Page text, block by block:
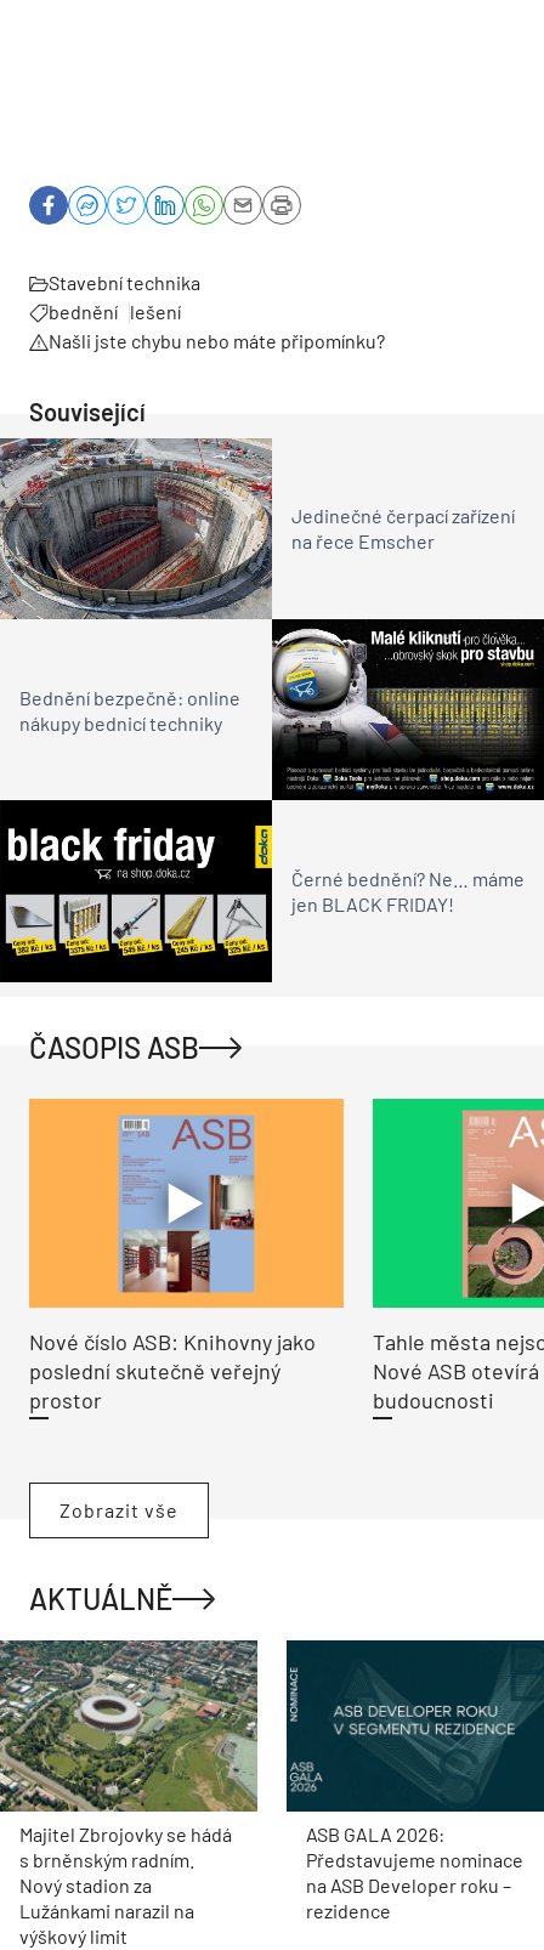
Stavební technika
bednění lešení
Našli jste chybu nebo máte připomínku?
Související
Jedinečné čerpací zařízení
na řece Emscher
Bednění bezpečně: online
nákupy bednicí techniky
Černé bednění? Ne… máme
jen BLACK FRIDAY!
ČASOPIS ASB
Nové číslo ASB: Knihovny jako
poslední skutečně veřejný
prostor
Tahle města
Nové ASB
budoucnosti
Zobrazit vše
AKTUÁLNĚ
Majitel Zbrojovky se hádá
s brněnským radním.
Nový stadion za
Lužánkami narazil na
výškový limit
ASB GALA 2026:
Představujeme nominace
na ASB Developer roku –
rezidence